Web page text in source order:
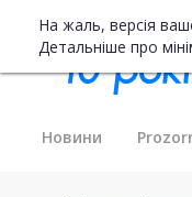
На жаль, версія
Детальніше про
Новини